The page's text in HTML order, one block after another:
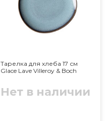
Тарелка для хлеба 17 см
Glace Lave Villeroy & Boch
Нет в наличии